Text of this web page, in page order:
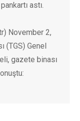
astı.
November 2,
(TGS) Genel
gazete binası